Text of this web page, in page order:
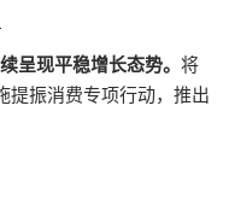
呈现平稳增长态势。 将
提振消费专项行动，推出